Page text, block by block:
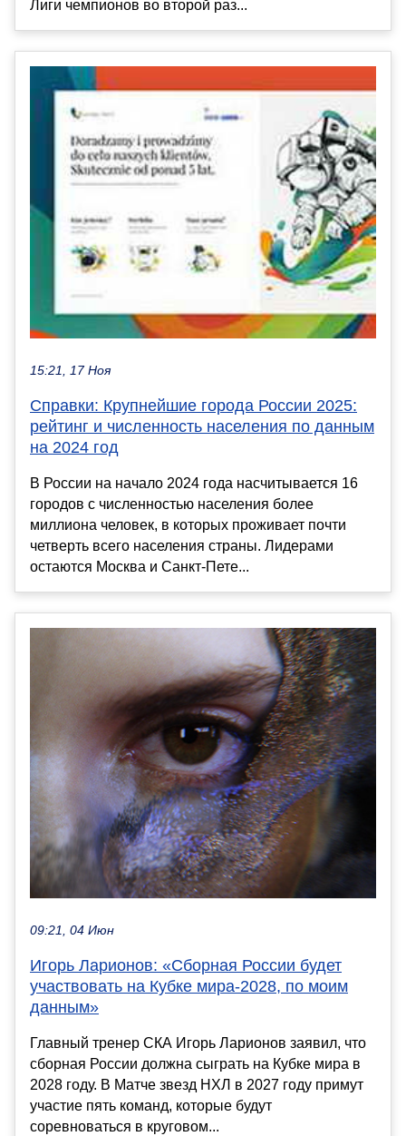
Лиги чемпионов во второй раз...
15:21, 17 Ноя
Справки: Крупнейшие города России 2025:
рейтинг и численность населения по данным
на 2024 год
В России на начало 2024 года насчитывается 16
городов с численностью населения более
миллиона человек, в которых проживает почти
четверть всего населения страны. Лидерами
остаются Москва и Санкт-Пете...
09:21, 04 Июн
Игорь Ларионов: «Сборная России будет
участвовать на Кубке мира-2028, по моим
данным»
Главный тренер СКА Игорь Ларионов заявил, что
сборная России должна сыграть на Кубке мира в
2028 году. В Матче звезд НХЛ в 2027 году примут
участие пять команд, которые будут
соревноваться в круговом...